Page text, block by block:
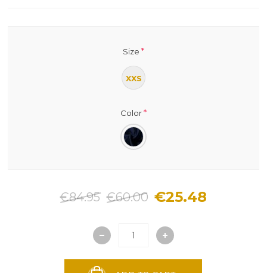
Size *
XXS
Color*
€84.95 €60.00 €25.48